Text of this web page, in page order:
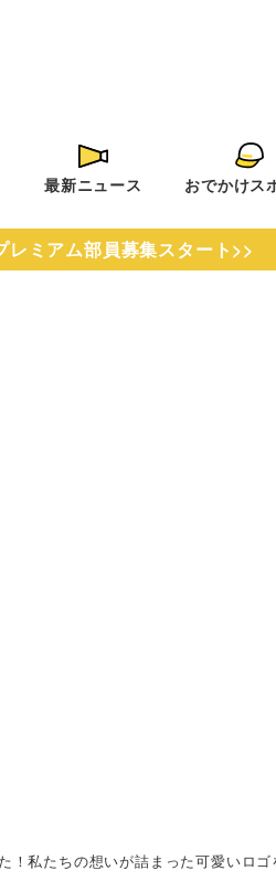
最新ニュース おでかけス
レミアム部員募集スタート>>
！私たちの想いが詰まった可愛いロ